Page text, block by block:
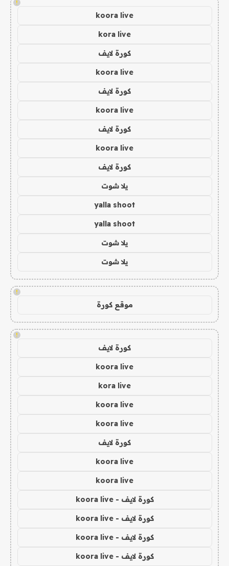
!
koora live
kora live
كورة لايف
koora live
كورة لايف
koora live
كورة لايف
koora live
كورة لايف
يلا شوت
yalla shoot
yalla shoot
يلا شوت
يلا شوت
!
موقع كورة
!
كورة لايف
koora live
kora live
koora live
koora live
كورة لايف
koora live
koora live
كورة لايف - koora live
كورة لايف - koora live
كورة لايف - koora live
كورة لايف - koora live